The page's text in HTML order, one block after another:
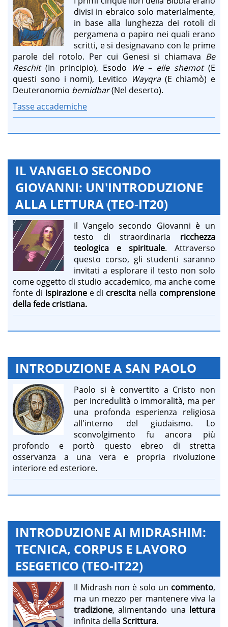
divisi in ebraico solo materialmente,
in base alla lunghezza dei rotoli di
pergamena o papiro nei quali erano
scritti, e si designavano con le prime
parole del rotolo. Per cui Genesi si chiamava Be
Reschit(In principio), Esodo We – elle shemot(E
questi sono i nomi), Levitico Wayqra(E chiamò) e
Deuteronomio bemidbar(Nel deserto).
Tasse accademiche
IL VANGELO SECONDO
GIOVANNI: UN'INTRODUZIONE
ALLA LETTURA (TEO-IT20)
Il Vangelo secondo Giovanni è un
testo di straordinaria ricchezza
teologica e spirituale. Attraverso
questo corso, gli studenti saranno
invitati a esplorare il testo non solo
come oggetto di studio accademico, ma anche come
fonte di ispirazionee di crescita nella comprensione
della fede cristiana.
INTRODUZIONE A SAN PAOLO
Paolo si è convertito a Cristo non
per incredulità o immoralità, ma per
una profonda esperienza religiosa
all'interno del giudaismo. Lo
sconvolgimento fu ancora più
profondo e portò questo ebreo di stretta
osservanza a una vera e propria rivoluzione
interiore ed esteriore.
INTRODUZIONE AI MIDRASHIM:
TECNICA, CORPUS E LAVORO
ESEGETICO (TEO-IT22)
Il Midrash non è solo un commento,
ma un mezzo per mantenere viva la
tradizione, alimentando una lettura
infinita della Scrittura.